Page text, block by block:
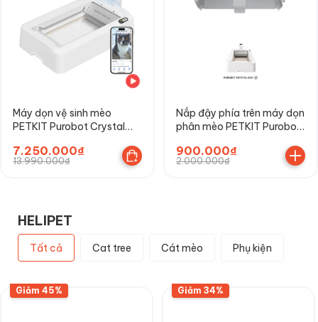
Máy dọn vệ sinh mèo
PETKIT Purobot Crystal
7.250.000₫
13.990.000₫
Nắp đậy phía trên máy dọn
phân mèo PETKIT Purobot
900.000₫
2.000.000₫
HELIPET
Tất cả Cat tree Cát mèo Phụ kiện
Giảm 45% Giảm 34%